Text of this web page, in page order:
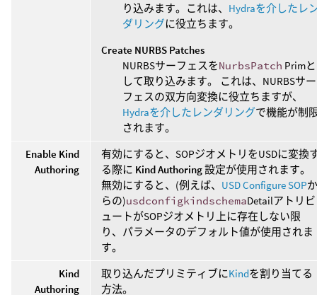
り込みます。これは、 Hydraを介したレ
ダリングに役立ちます。
Create NURBS Patches
NURBSサーフェスをNurbsPatch Primと
して取り込みます。 これは、NURBSサー
フェスの双方向変換に役立ちますが、
Hydraを介したレンダリングで機能が制
されます。
Enable Kind
Authoring
有効にすると、SOPジオメトリをUSDに変換
る際に Kind Authoring設定が使用されます。
無効にすると、(例えば、 USD Configure SOPか
らの)usdconfigkindschemaDetailアトリビ
ュートがSOPジオメトリ上に存在しない限
り、パラメータのデフォルト値が使用されま
す。
Kind
Authoring
取り込んだプリミティブにKindを割り当てる
方法。